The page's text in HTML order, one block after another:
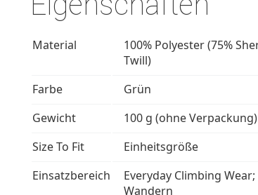
Material
100% Polyester (75%
Twill)
Farbe
Grün
Gewicht
100 g (ohne Verpackung)
Size To Fit
Einheitsgröße
Einsatzbereich
Everyday Climbing
Wandern